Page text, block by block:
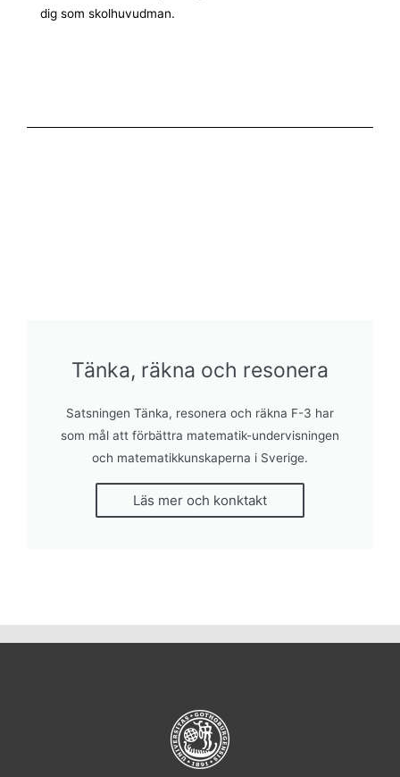
dig som skolhuvudman.
Tänka, räkna och resonera
Satsningen Tänka, resonera och räkna F-3 har
som mål att förbättra matematik-undervisningen
och matematikkunskaperna i Sverige.
Läs mer och konktakt